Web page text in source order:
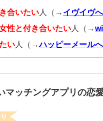
合いたい人（→ イヴイヴへ
性と付き合いたい人（→
い人（→ハッピーメールへ
マッチングアプリの恋